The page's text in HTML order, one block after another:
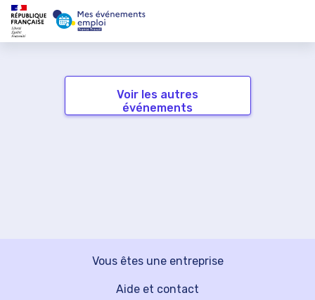
Voir les autres
événements
Vous êtes une entreprise
Aide et contact